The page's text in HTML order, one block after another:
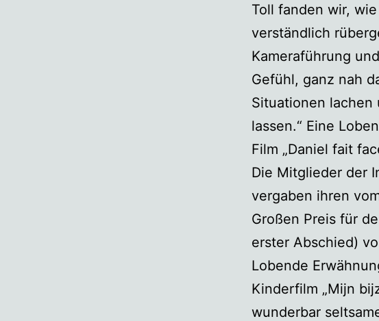
Toll fanden wir,
verständlich
Kameraführung
Gefühl, ganz nah
Situationen
lassen.“ Eine
Film „Daniel fait
Die Mitglieder der
vergaben ihren
Großen Preis für
erster Abschied)
Lobende
Kinderfilm „Mijn
wunderbar